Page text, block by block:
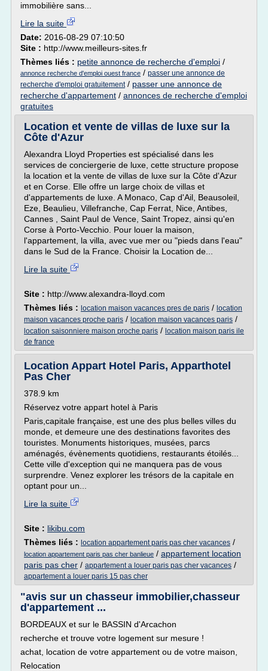
immobilière sans...
Lire la suite
Date: 2016-08-29 07:10:50
Site : http://www.meilleurs-sites.fr
Thèmes liés : petite annonce de recherche d'emploi /
annonce recherche d'emploi ouest france / passer une annonce de
recherche d'emploi gratuitement/ passer une annonce de
recherche d'appartement / annonces de recherche d'emploi
gratuites
Location et vente de villas de luxe sur la
Côte d'Azur
Alexandra Lloyd Properties est spécialisé dans les
services de conciergerie de luxe, cette structure propose
la location et la vente de villas de luxe sur la Côte d'Azur
et en Corse. Elle offre un large choix de villas et
d'appartements de luxe. A Monaco, Cap d'Ail, Beausoleil,
Eze, Beaulieu, Villefranche, Cap Ferrat, Nice, Antibes,
Cannes , Saint Paul de Vence, Saint Tropez, ainsi qu'en
Corse à Porto-Vecchio. Pour louer la maison,
l'appartement, la villa, avec vue mer ou "pieds dans l'eau"
dans le Sud de la France. Choisir la Location de...
Lire la suite
Site : http://www.alexandra-lloyd.com
Thèmes liés : location maison vacances pres de paris / location
maison vacances proche paris / location maison vacances paris /
location saisonniere maison proche paris / location maison paris ile
de france
Location Appart Hotel Paris, Apparthotel
Pas Cher
378.9 km
Réservez votre appart hotel à Paris
Paris,capitale française, est une des plus belles villes du
monde, et demeure une des destinations favorites des
touristes. Monuments historiques, musées, parcs
aménagés, évènements quotidiens, restaurants étoilés...
Cette ville d'exception qui ne manquera pas de vous
surprendre. Venez explorer les trésors de la capitale en
optant pour un...
Lire la suite
Site : likibu.com
Thèmes liés : location appartement paris pas cher vacances /
location appartement paris pas cher banlieue / appartement location
paris pas cher / appartement a louer paris pas cher vacances /
appartement a louer paris 15 pas cher
"avis sur un chasseur immobilier,chasseur
d'appartement ...
BORDEAUX et sur le BASSIN d'Arcachon
recherche et trouve votre logement sur mesure !
achat, location de votre appartement ou de votre maison,
Relocation